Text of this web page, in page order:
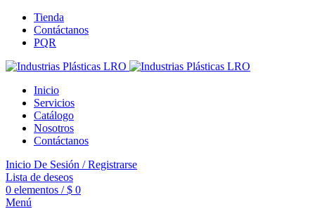
Tienda
Contáctanos
PQR
Inicio
Servicios
Catálogo
Nosotros
Contáctanos
Inicio De Sesión / Registrarse
Lista de deseos
0 elementos / $ 0
Menú